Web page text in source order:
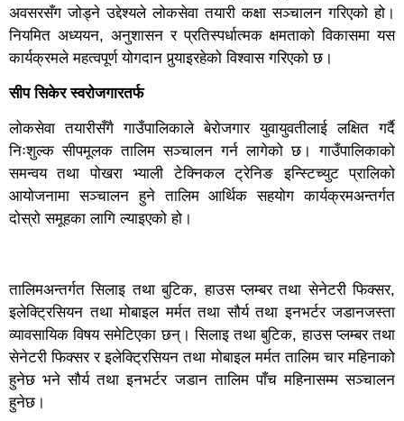
अवसरसँग जोड्ने उद्देश्यले लोकसेवा तयारी कक्षा सञ्चालन गरिएको हो।
नियमित अध्ययन, अनुशासन र प्रतिस्पर्धात्मक क्षमताको विकासमा यस
कार्यक्रमले महत्वपूर्ण योगदान पुर्‍याइरहेको विश्वास गरिएको छ।
सीप सिकेर स्वरोजगारतर्फ
लोकसेवा तयारीसँगै गाउँपालिकाले बेरोजगार युवायुवतीलाई लक्षित गर्दै
निःशुल्क सीपमूलक तालिम सञ्चालन गर्न लागेको छ। गाउँपालिकाको
समन्वय तथा पोखरा भ्याली टेक्निकल ट्रेनिङ इन्स्टिच्युट प्रालिको
आयोजनामा सञ्चालन हुने तालिम आर्थिक सहयोग कार्यक्रमअन्तर्गत
दोस्रो समूहका लागि ल्याइएको हो।
तालिमअन्तर्गत सिलाइ तथा बुटिक, हाउस प्लम्बर तथा सेनेटरी फिक्सर,
इलेक्ट्रिसियन तथा मोबाइल मर्मत तथा सौर्य तथा इनभर्टर जडानजस्ता
व्यावसायिक विषय समेटिएका छन्। सिलाइ तथा बुटिक, हाउस प्लम्बर तथा
सेनेटरी फिक्सर र इलेक्ट्रिसियन तथा मोबाइल मर्मत तालिम चार महिनाको
हुनेछ भने सौर्य तथा इनभर्टर जडान तालिम पाँच महिनासम्म सञ्चालन
हुनेछ।